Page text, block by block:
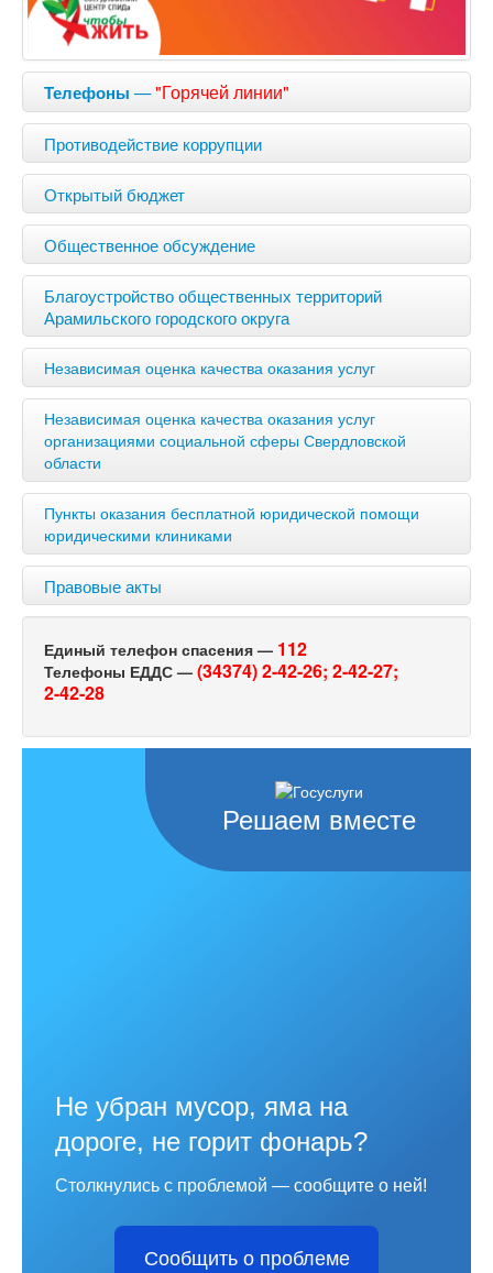
Телефоны —"Горячей линии"
Противодействие коррупции
Открытый бюджет
Общественное обсуждение
Благоустройство общественных территорий
Арамильского городского округа
Независимая оценка качества оказания услуг
Независимая оценка качества оказания услуг
организациями социальной сферы Свердловской
области
Пункты оказания бесплатной юридической помощи
юридическими клиниками
Правовые акты
Единый телефон спасения — 112
Телефоны ЕДДС — (34374) 2-42-26; 2-42-27;
2-42-28
Решаем вместе
Не убран мусор, яма на
дороге, не горит фонарь?
Столкнулись с проблемой — сообщите о ней!
Сообщить о проблеме